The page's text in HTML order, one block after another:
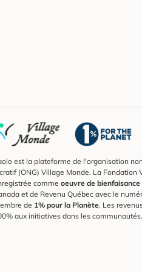
est la plateforme de l'organisation
(ONG) Village Monde. La Fondation
comme oeuvre de bienfaisance
et de Revenu Québec avec le
de 1% pour la Planète. Les
aux initiatives dans les communautés.